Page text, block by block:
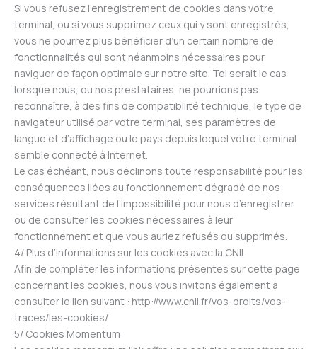
Si vous refusez l’enregistrement de cookies dans votre
terminal, ou si vous supprimez ceux qui y sont enregistrés,
vous ne pourrez plus bénéficier d’un certain nombre de
fonctionnalités qui sont néanmoins nécessaires pour
naviguer de façon optimale sur notre site. Tel serait le cas
lorsque nous, ou nos prestataires, ne pourrions pas
reconnaître, à des fins de compatibilité technique, le type de
navigateur utilisé par votre terminal, ses paramètres de
langue et d’affichage ou le pays depuis lequel votre terminal
semble connecté à Internet.
Le cas échéant, nous déclinons toute responsabilité pour les
conséquences liées au fonctionnement dégradé de nos
services résultant de l’impossibilité pour nous d’enregistrer
ou de consulter les cookies nécessaires à leur
fonctionnement et que vous auriez refusés ou supprimés.
4/ Plus d’informations sur les cookies avec la CNIL
Afin de compléter les informations présentes sur cette page
concernant les cookies, nous vous invitons également à
consulter le lien suivant : http://www.cnil.fr/vos-droits/vos-
traces/les-cookies/
5/ Cookies Momentum